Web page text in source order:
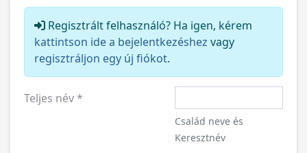
Regisztrált felhasználó? Ha igen, kérem
kattintson ide a bejelentkezéshez vagy
regisztráljon egy új fiókot.
Teljes név*
Család neve és
Keresztnév